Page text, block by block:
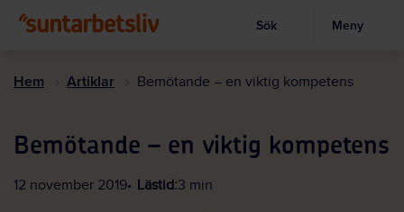
till
Visa sökruta
Sök Meny
Hem Artiklar Bemötande – en viktig kompetens
Bemötande – en viktig kompetens
12 november 2019 Lästid:3 min